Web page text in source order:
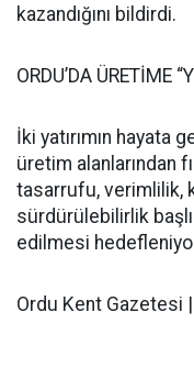
kazandığını bildirdi.
ORDU’DA ÜRETİME
İki yatırımın hayata
üretim alanlarından
tasarrufu, verimlilik,
sürdürülebilirlik
edilmesi
Ordu Kent Gazetesi